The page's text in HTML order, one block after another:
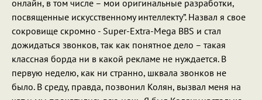
онлайн, в том числе – мои оригинальные разработки,
посвященные искусственному интеллекту”. Назвал я свое
сокровище скромно - Super-Extra-Mega BBS и стал
дожидаться звонков, так как понятное дело – такая
классная борда ни в какой рекламе не нуждается. В
первую неделю, как ни странно, шквала звонков не
было. В среду, правда, позвонил Колян, вызвал меня на